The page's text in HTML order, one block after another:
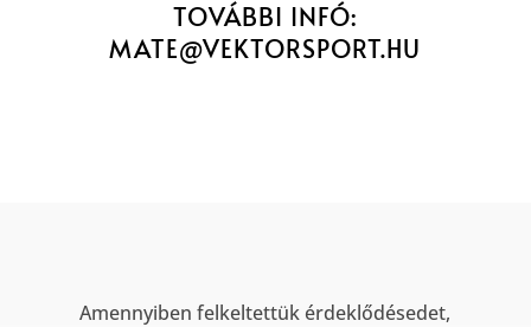
TOVÁBBI INFÓ:
MATE@VEKTORSPORT.HU
Amennyiben felkeltettük érdeklődésedet,